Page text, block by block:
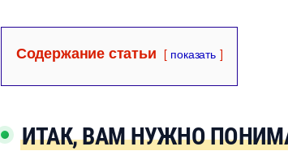
Содержание статьи показать
ИТАК, ВАМ НУЖНО